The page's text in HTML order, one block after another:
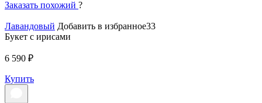
Заказать похожий ?
Лавандовый Добавить в избранное33
Букет с ирисами
6 590 ₽
Купить